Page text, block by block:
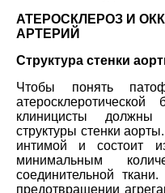
АТЕРОСКЛЕРОЗ И
АРТЕРИЙ
Структура стенки
Чтобы понять
клиницисты
структуры стенки
интимой и состоит
минимальным
соединительной
предотвращении